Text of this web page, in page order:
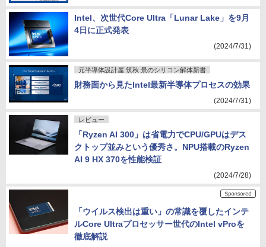
Intel、次世代Core Ultra「Lunar Lake」を9月
4日に正式発表
(2024/7/31)
元半導体設計屋 筑秋 景のシリコン解体新書
財務面から見たIntel最新半導体プロセスの効果
(2024/7/31)
レビュー
「Ryzen AI 300」は省電力でCPU/GPUはデス
クトップ並みという優秀さ。NPU搭載のRyzen
AI 9 HX 370を性能検証
(2024/7/28)
「ウイルス検出は重い」の常識を覆したインテ
ルCore Ultraプロセッサー世代のIntel vProを
徹底解説